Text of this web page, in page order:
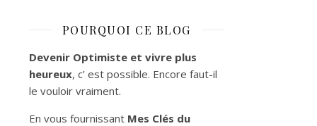
POURQUOI CE BLOG
Devenir Optimiste et vivre plus
heureux, c’ est possible. Encore faut-il
le vouloir vraiment.
En vous fournissant Mes Clés du